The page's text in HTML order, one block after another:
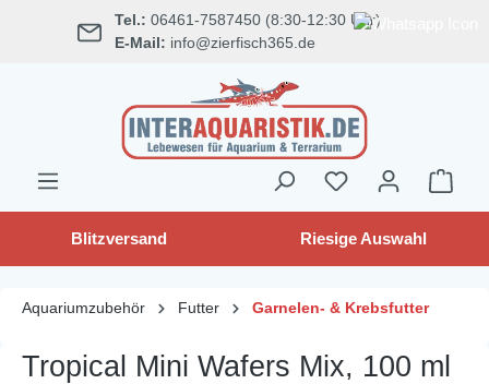
springen Tel.: 06461-7587450 (8:30-12:30 Uhr)
E-Mail: info@zierfisch365.de
Blitzversand Riesige Auswahl
Aquariumzubehör Futter Garnelen- & Krebsfutter
Tropical Mini Wafers Mix, 100 ml